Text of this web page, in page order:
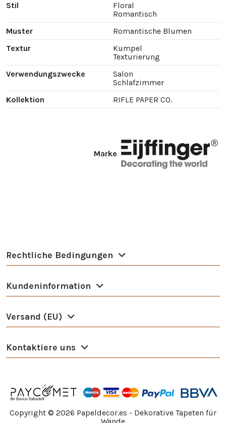
Stil
Floral
Romantisch
Muster
Romantische Blumen
Textur
Kumpel
Texturierung
Verwendungszwecke
Salon
Schlafzimmer
Kollektion
RIFLE PAPER CO.
Marke
Rechtliche Bedingungen
Kundeninformation
Versand (EU)
Kontaktiere uns
Copyright © 2026 Papeldecor.es - Dekorative Tapeten für